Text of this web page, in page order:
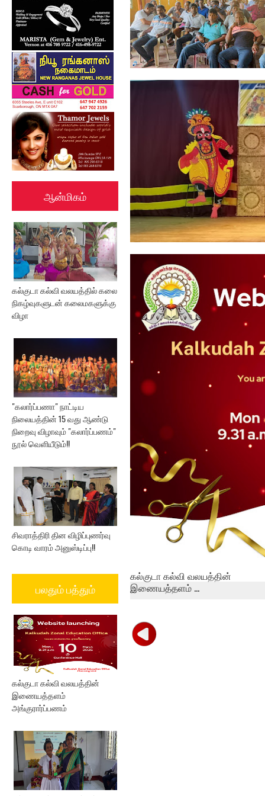
ஆன்மிகம்
கல்குடா கல்வி வலயத்தில் கலை
நிகழ்வுகளுடன் கலைமகளுக்கு
விழா
"கலார்ப்பணா" நாட்டிய
நிலையத்தின் 15 வது ஆண்டு
நிறைவு விழாவும் "கலார்ப்பணம்"
நூல் வெளியீடும்!!
சிவராத்திரி தின விழிப்புணர்வு
கொடி வாரம் அனுஸ்டிப்பு!!
பலதும் பத்தும்
கல்குடா கல்வி வலயத்தின்
இணையத்தளம்
அங்குரார்ப்பணம்
ஓய்வூதியத்தை எதிர்பார்த்த
கல்குடா கல்வி வலயத்தின்
ஏற்பாட்டில...
கல்குடா கல்வி வலயத்தின்
இணையத்தளம் ...